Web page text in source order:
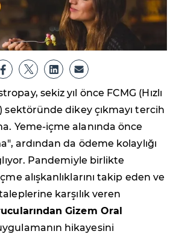
sekiz yıl önce FCMG (Hızlı
dikey çıkmayı tercih
Yeme-içme alanında önce
ardından da ödeme kolaylığı
Pandemiyle birlikte
alışkanlıklarını takip eden ve
karşılık veren
Gizem Oral
hikayesini